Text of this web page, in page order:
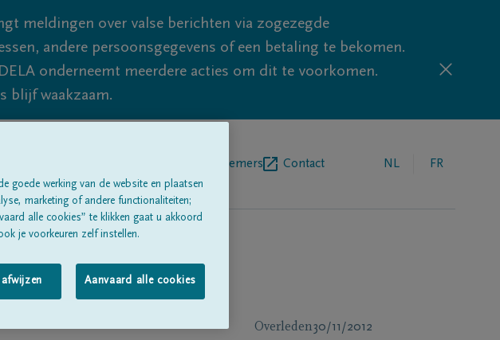
meldingen over valse berichten via zogezegde
andere persoonsgegevens of een betaling te bekomen.
onderneemt meerdere acties om dit te voorkomen.
blijf waakzaam.
Begrafenisondernemers Contact NL FR
Overleden30/11/2012
goede werking van de website en plaatsen
marketing of andere functionaliteiten;
alle cookies” te klikken gaat u akkoord
je voorkeuren zelf instellen.
Aanvaard alle cookies